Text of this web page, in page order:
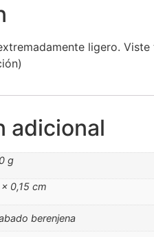
ligero.
adicional
g
0,15 cm
berenjena